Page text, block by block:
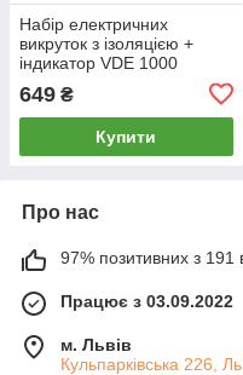
Набір електричних
викруток з ізоляцією +
індикатор VDE 1000
649 ₴
Купити
Про нас
97% позитивних з 191
Працює з 03.09.2022
м. Львів
Кульпарківська 226,